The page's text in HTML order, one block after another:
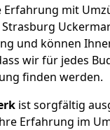
mit
und können
wir für jedes
finden werden.
ist sorgfältig
Erfahrung im